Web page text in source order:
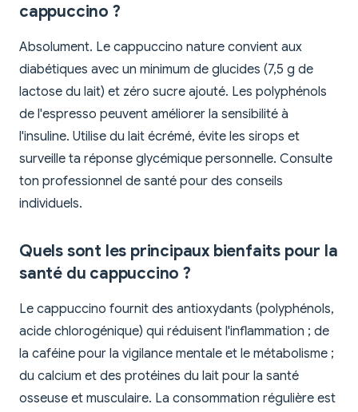
cappuccino ?
Absolument. Le cappuccino nature convient aux
diabétiques avec un minimum de glucides (7,5 g de
lactose du lait) et zéro sucre ajouté. Les polyphénols
de l'espresso peuvent améliorer la sensibilité à
l'insuline. Utilise du lait écrémé, évite les sirops et
surveille ta réponse glycémique personnelle. Consulte
ton professionnel de santé pour des conseils
individuels.
Quels sont les principaux bienfaits pour la
santé du cappuccino ?
Le cappuccino fournit des antioxydants (polyphénols,
acide chlorogénique) qui réduisent l'inflammation ; de
la caféine pour la vigilance mentale et le métabolisme ;
du calcium et des protéines du lait pour la santé
osseuse et musculaire. La consommation régulière est